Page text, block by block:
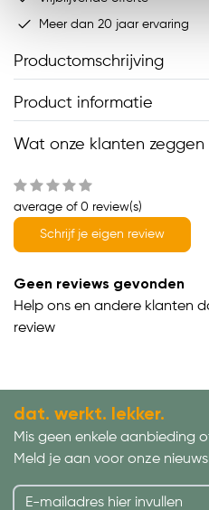
Meer dan 20 jaar ervaring
Productomschrijving
Product informatie
Wat onze klanten zeggen
average of 0 review(s)
Schrijf je eigen review
Geen reviews gevonden
Help ons en andere klanten
review
dat. werkt. lekker.
Mis geen enkele aanbieding
Meld je aan voor onze